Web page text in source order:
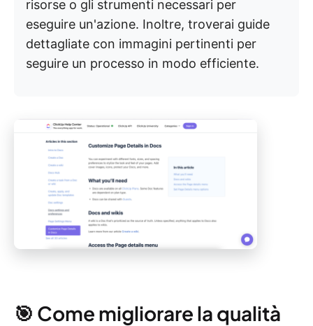
risorse o gli strumenti necessari per
eseguire un'azione. Inoltre, troverai guide
dettagliate con immagini pertinenti per
seguire un processo in modo efficiente.
🎯 Come migliorare la qualità